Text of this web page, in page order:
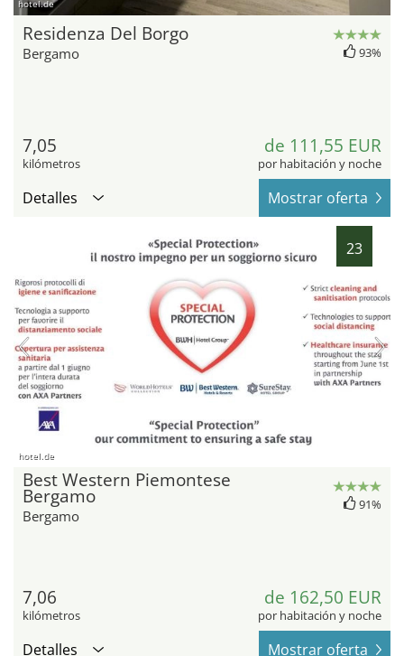
hotel.de
Residenza Del Borgo
Bergamo 93%
7,05
kilómetros
de 111,55 EUR
por habitación y noche
Detalles Mostrar oferta
23
hotel.de
Best Western Piemontese
Bergamo
Bergamo
91%
7,06
kilómetros
de 162,50 EUR
por habitación y noche
Detalles Mostrar oferta